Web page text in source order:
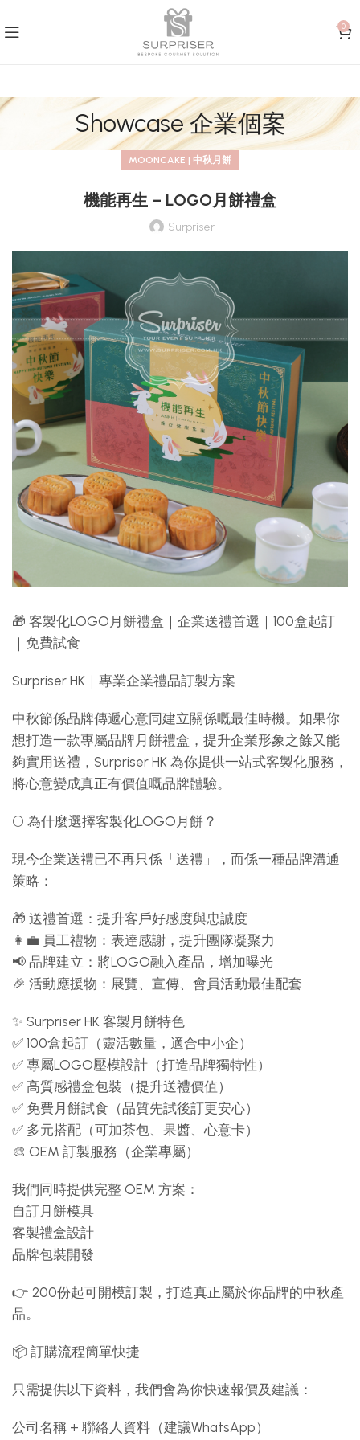
0
Showcase 企業個案
MOONCAKE | 中秋月餅
機能再生 – LOGO月餅禮盒
Surpriser
🎁 客製化LOGO月餅禮盒｜企業送禮首選｜100盒起訂
｜免費試食
Surpriser HK｜專業企業禮品訂製方案
中秋節係品牌傳遞心意同建立關係嘅最佳時機。如果你
想打造一款專屬品牌月餅禮盒，提升企業形象之餘又能
夠實用送禮，Surpriser HK 為你提供一站式客製化服務，
將心意變成真正有價值嘅品牌體驗。
🌕 為什麼選擇客製化LOGO月餅？
現今企業送禮已不再只係「送禮」，而係一種品牌溝通
策略：
🎁 送禮首選：提升客戶好感度與忠誠度
👩‍💼 員工禮物：表達感謝，提升團隊凝聚力
📢 品牌建立：將LOGO融入產品，增加曝光
🎉 活動應援物：展覽、宣傳、會員活動最佳配套
✨ Surpriser HK 客製月餅特色
✅ 100盒起訂（靈活數量，適合中小企）
✅ 專屬LOGO壓模設計（打造品牌獨特性）
✅ 高質感禮盒包裝（提升送禮價值）
✅ 免費月餅試食（品質先試後訂更安心）
✅ 多元搭配（可加茶包、果醬、心意卡）
🎨 OEM 訂製服務（企業專屬）
我們同時提供完整 OEM 方案：
自訂月餅模具
客製禮盒設計
品牌包裝開發
👉 200份起可開模訂製，打造真正屬於你品牌的中秋產
品。
📦 訂購流程簡單快捷
只需提供以下資料，我們會為你快速報價及建議：
公司名稱 + 聯絡人資料（建議WhatsApp）